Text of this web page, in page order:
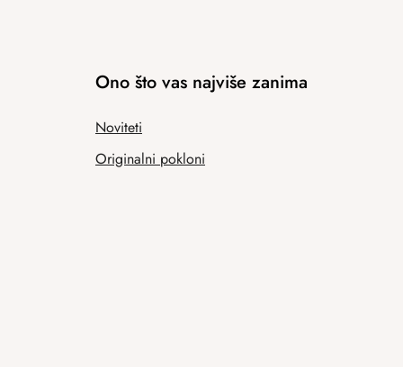
Ono što vas najviše zanima
Noviteti
Originalni pokloni